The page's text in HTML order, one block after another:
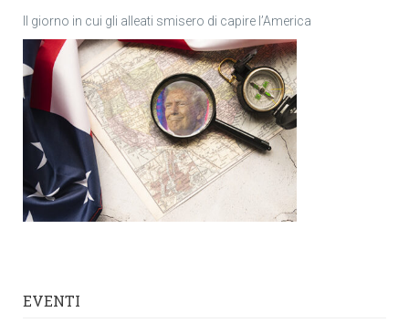
Il giorno in cui gli alleati smisero di capire l’America
EVENTI